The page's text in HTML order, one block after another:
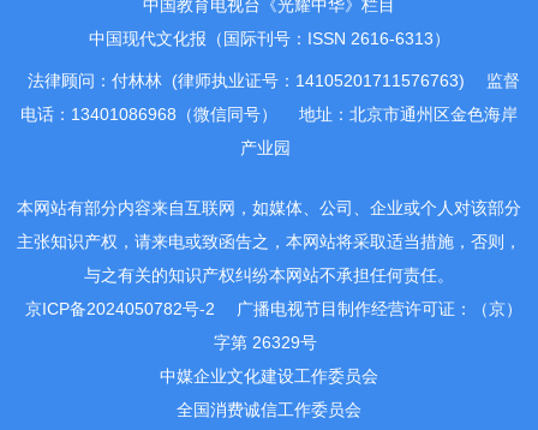
中国教育电视台《光耀中华》栏目
中国现代文化报（国际刊号：ISSN 2616-6313）
法律顾问：付林林 (律师执业证号：14105201711576763)
监督
电话：13401086968（微信同号）
地址：北京市通州区金色海岸
产业园
本网站有部分内容来自互联网，如媒体、公司、企业或个人对该部分
主张知识产权，请来电或致函告之，本网站将采取适当措施，否则，
与之有关的知识产权纠纷本网站不承担任何责任。
京ICP备2024050782号-2
广播电视节目制作经营许可证：（京）
字第 26329号
中媒企业文化建设工作委员会
全国消费诚信工作委员会